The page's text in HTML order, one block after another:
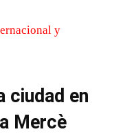
ciudad en
Mercè